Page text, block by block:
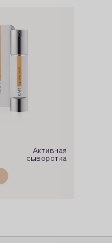
Активная
сыворотка